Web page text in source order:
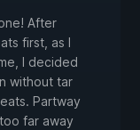
After
first, as I
I decided
without tar
Partway
far away